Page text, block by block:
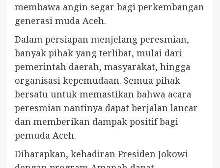
membawa angin segar bagi perkembangan
generasi muda Aceh.
Dalam persiapan menjelang peresmian,
banyak pihak yang terlibat, mulai dari
pemerintah daerah, masyarakat, hingga
organisasi kepemudaan. Semua pihak
bersatu untuk memastikan bahwa acara
peresmian nantinya dapat berjalan lancar
dan memberikan dampak positif bagi
pemuda Aceh.
Diharapkan, kehadiran Presiden Jokowi